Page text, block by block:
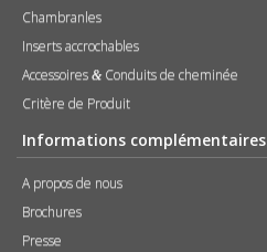
Chambranles
Inserts accrochables
Accessoires & Conduits de cheminée
Critère de Produit
Informations complémentaires
A propos de nous
Brochures
Presse